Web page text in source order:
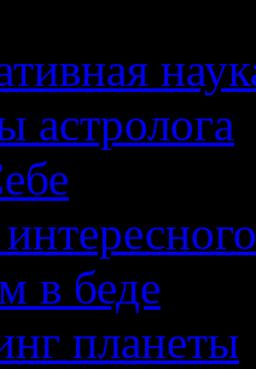
астролога
в беде
планеты